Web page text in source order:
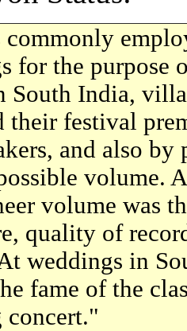
commonly
for the purpose
South India,
their festival
and also
volume.
volume was
quality of
weddings in
fame of the
concert."